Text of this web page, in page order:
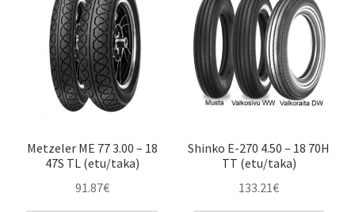
Metzeler ME 77 3.00 – 18
47S TL (etu/taka)
91.87€
Shinko E-270 4.50 – 18 70H
TT (etu/taka)
133.21€